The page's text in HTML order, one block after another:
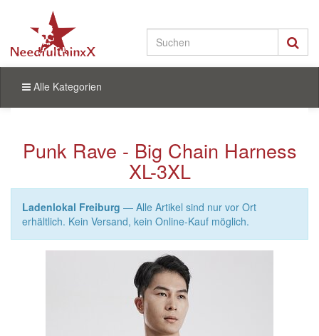
Alle Kategorien
Punk Rave - Big Chain Harness
XL-3XL
Ladenlokal Freiburg — Alle Artikel sind nur vor Ort
erhältlich. Kein Versand, kein Online-Kauf möglich.